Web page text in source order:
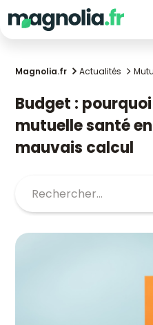
Magnolia.fr Actualités
Budget : pourquoi se priver de
mutuelle santé
mauvais calcul